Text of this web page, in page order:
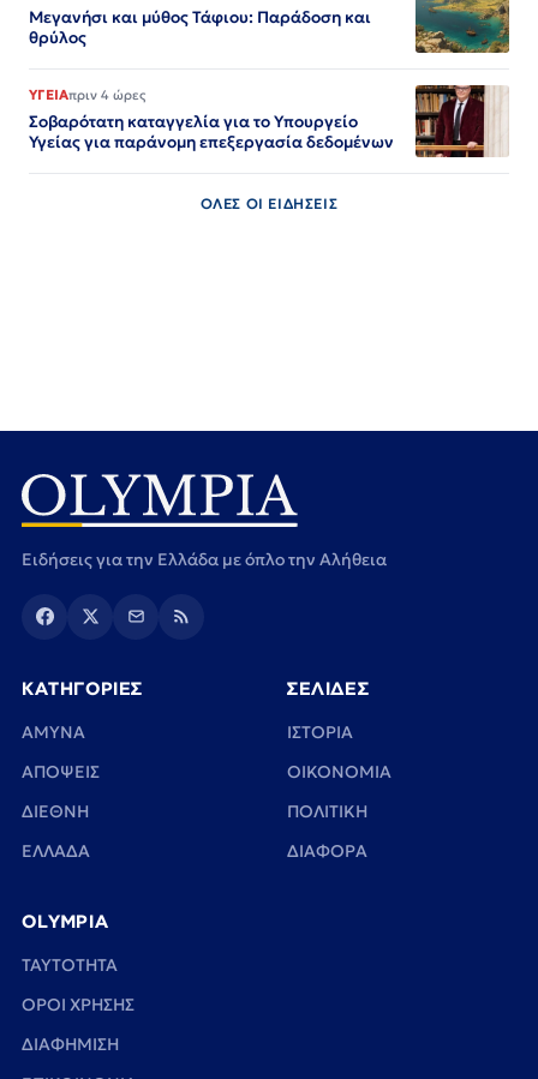
Μεγανήσι και μύθος Τάφιου: Παράδοση και
θρύλος
ΥΓΕΙΑπριν 4 ώρες
Σοβαρότατη καταγγελία για το Υπουργείο
Υγείας για παράνομη επεξεργασία δεδομένων
ΟΛΕΣ ΟΙ ΕΙΔΗΣΕΙΣ
Ειδήσεις για την Ελλάδα με όπλο την Αλήθεια
ΚΑΤΗΓΟΡΙΕΣ
ΑΜΥΝΑ
ΑΠΟΨΕΙΣ
ΔΙΕΘΝΗ
ΕΛΛΑΔΑ
ΣΕΛΙΔΕΣ
ΙΣΤΟΡΙΑ
ΟΙΚΟΝΟΜΙΑ
ΠΟΛΙΤΙΚΗ
ΔΙΑΦΟΡΑ
OLYMPIA
TAYTOTHTA
ΟΡΟΙ ΧΡΗΣΗΣ
ΔΙΑΦΗΜΙΣΗ